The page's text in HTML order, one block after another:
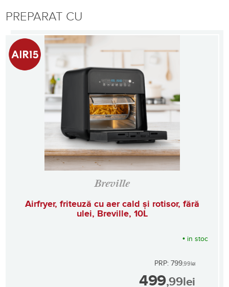
PREPARAT CU
Breville
Airfryer, friteuză cu aer cald și rotisor, fără
ulei, Breville, 10L
• in stoc
PRP: 799,99lei
499,99lei